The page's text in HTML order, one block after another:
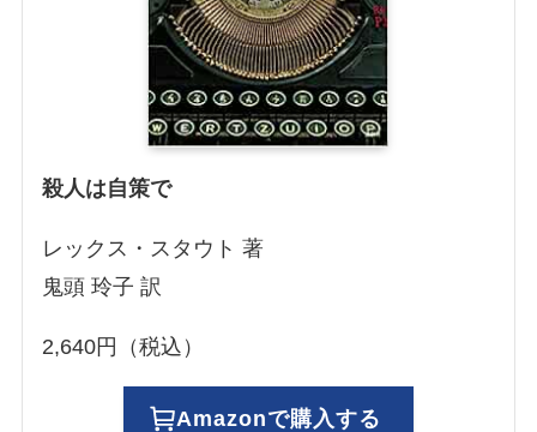
殺人は自策で
レックス・スタウト 著
鬼頭 玲子 訳
2,640円（税込）
Amazonで購入する